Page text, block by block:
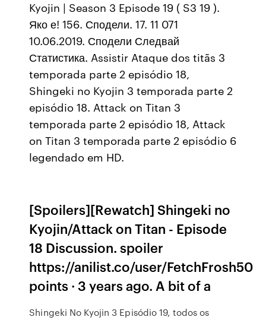
Kyojin | Season 3 Episode 19 ( S3 19 ).
Яко е! 156. Сподели. 17. 11 071
10.06.2019. Сподели Следвай
Статистика. Assistir Ataque dos titãs 3
temporada parte 2 episódio 18,
Shingeki no Kyojin 3 temporada parte 2
episódio 18. Attack on Titan 3
temporada parte 2 episódio 18, Attack
on Titan 3 temporada parte 2 episódio 6
legendado em HD.
[Spoilers][Rewatch] Shingeki no
Kyojin/Attack on Titan - Episode
18 Discussion. spoiler
https://anilist.co/user/FetchFrosh50
points · 3 years ago. A bit of a
Shingeki No Kyojin 3 Episódio 19, todos os